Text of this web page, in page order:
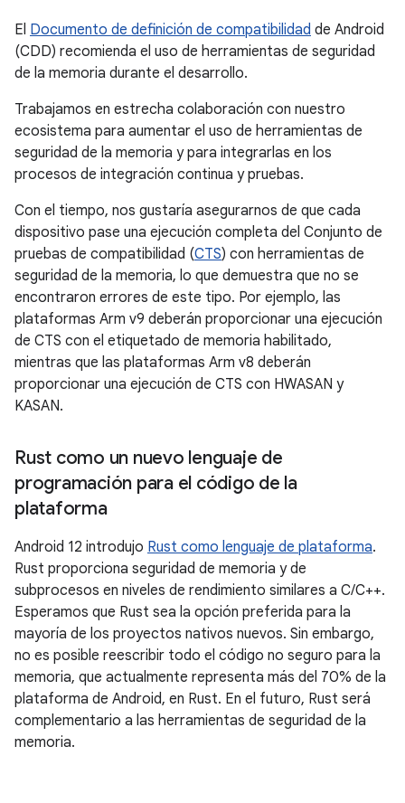
El Documento de definición de compatibilidad de Android
(CDD) recomienda el uso de herramientas de seguridad
de la memoria durante el desarrollo.
Trabajamos en estrecha colaboración con nuestro
ecosistema para aumentar el uso de herramientas de
seguridad de la memoria y para integrarlas en los
procesos de integración continua y pruebas.
Con el tiempo, nos gustaría asegurarnos de que cada
dispositivo pase una ejecución completa del Conjunto de
pruebas de compatibilidad (CTS) con herramientas de
seguridad de la memoria, lo que demuestra que no se
encontraron errores de este tipo. Por ejemplo, las
plataformas Arm v9 deberán proporcionar una ejecución
de CTS con el etiquetado de memoria habilitado,
mientras que las plataformas Arm v8 deberán
proporcionar una ejecución de CTS con HWASAN y
KASAN.
Rust como un nuevo lenguaje de
programación para el código de la
plataforma
Android 12 introdujo Rust como lenguaje de plataforma.
Rust proporciona seguridad de memoria y de
subprocesos en niveles de rendimiento similares a C/C++.
Esperamos que Rust sea la opción preferida para la
mayoría de los proyectos nativos nuevos. Sin embargo,
no es posible reescribir todo el código no seguro para la
memoria, que actualmente representa más del 70% de la
plataforma de Android, en Rust. En el futuro, Rust será
complementario a las herramientas de seguridad de la
memoria.